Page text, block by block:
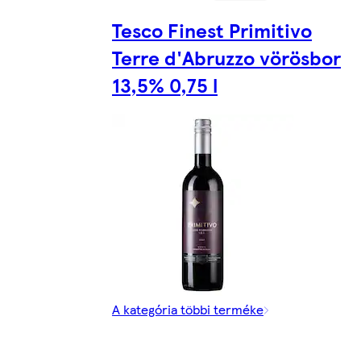
Tesco Finest Primitivo
Terre d'Abruzzo vörösbor
13,5% 0,75 l
A kategória többi terméke